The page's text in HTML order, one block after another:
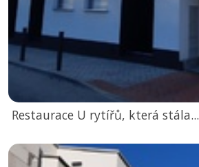
Restaurace U rytířů, která stála...